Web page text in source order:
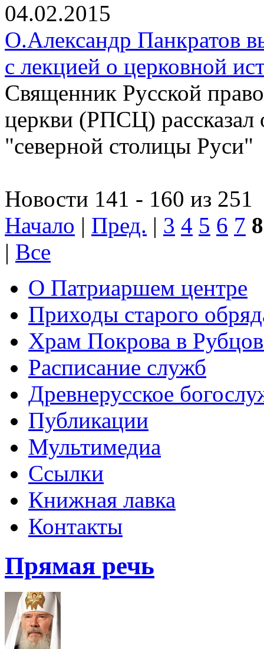
04.02.2015
О.Александр Панкратов
с лекцией о церковной
Священник Русской
церкви (РПСЦ) рассказал
"северной столицы Руси"
Новости 141 - 160 из 251
Начало | Пред. | 3 4 5 6 7 8
| Все
О Патриаршем центре
Приходы старого
Храм Покрова в
Расписание служб
Древнерусское
Публикации
Мультимедиа
Ссылки
Книжная лавка
Контакты
Прямая речь